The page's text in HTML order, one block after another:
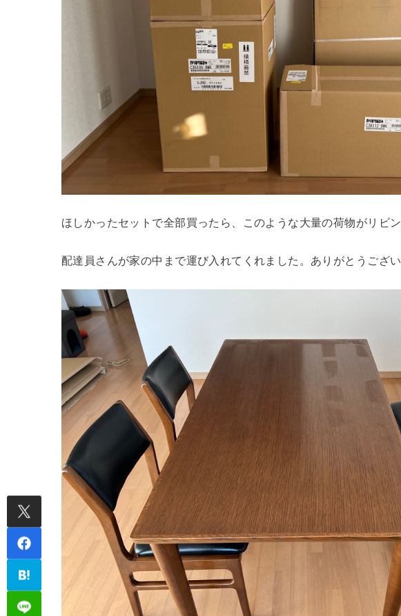
ほしかったセットで全部買ったら、このような大量の荷物がリビン
配達員さんが家の中まで運び入れてくれました。ありがとうござい